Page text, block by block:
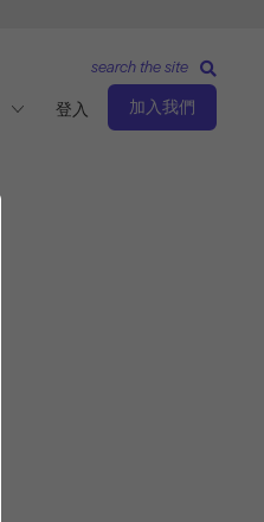
登入 加入我們
search the site